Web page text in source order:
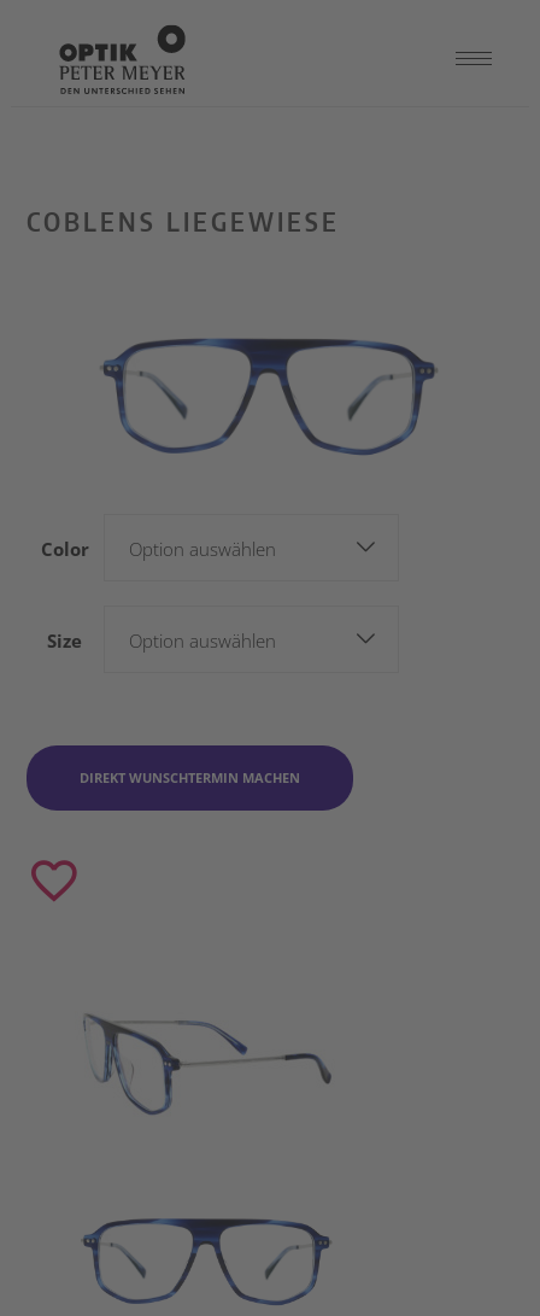
COBLENS LIEGEWIESE
Color Option auswählen
Size Option auswählen
DIREKT WUNSCHTERMIN MACHEN